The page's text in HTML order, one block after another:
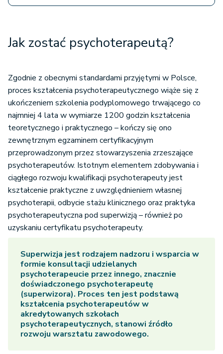
Jak zostać psychoterapeutą?
Zgodnie z obecnymi standardami przyjętymi w Polsce,
proces kształcenia psychoterapeutycznego wiąże się z
ukończeniem szkolenia podyplomowego trwającego co
najmniej 4 lata w wymiarze 1200 godzin kształcenia
teoretycznego i praktycznego – kończy się ono
zewnętrznym egzaminem certyfikacyjnym
przeprowadzonym przez stowarzyszenia zrzeszające
psychoterapeutów. Istotnym elementem zdobywania i
ciągłego rozwoju kwalifikacji psychoterapeuty jest
kształcenie praktyczne z uwzględnieniem własnej
psychoterapii, odbycie stażu klinicznego oraz praktyka
psychoterapeutyczna pod superwizją – również po
uzyskaniu certyfikatu psychoterapeuty.
Superwizja jest rodzajem nadzoru i wsparcia w
formie konsultacji udzielanych
psychoterapeucie przez innego, znacznie
doświadczonego psychoterapeutę
(superwizora). Proces ten jest podstawą
kształcenia psychoterapeutów w
akredytowanych szkołach
psychoterapeutycznych, stanowi źródło
rozwoju warsztatu zawodowego.